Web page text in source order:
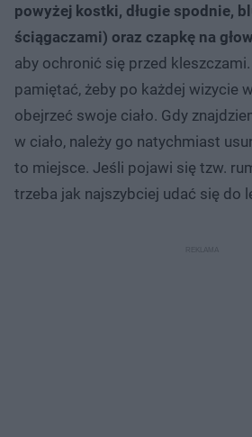
powyżej kostki, długie spodnie,
ściągaczami) oraz czapkę na
aby ochronić się przed
pamiętać, żeby po każdej wizycie
obejrzeć swoje ciało. Gdy
w ciało, należy go natychmiast
to miejsce. Jeśli pojawi się tzw.
trzeba jak najszybciej udać się do